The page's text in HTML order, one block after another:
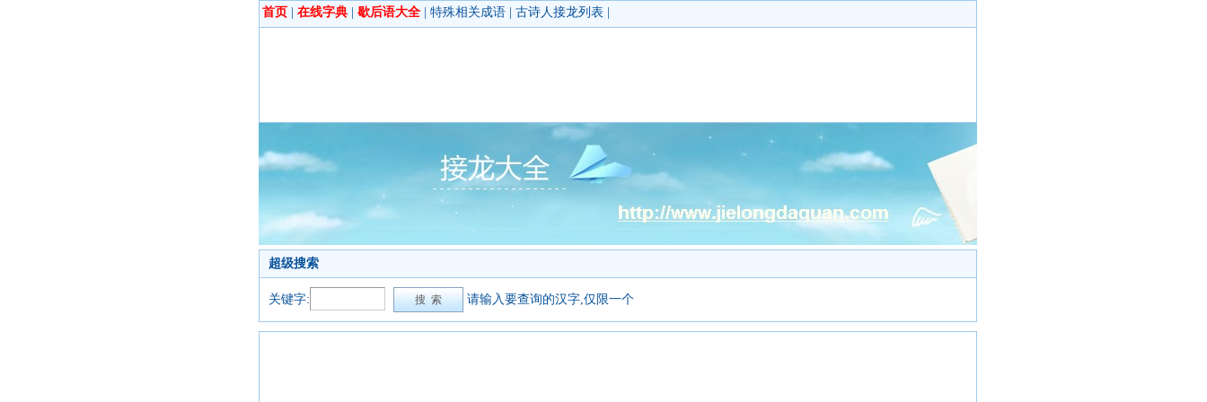
首页 在线字典 歇后语大全 特殊相关成语 古诗人接龙列表
超级搜索
关键字: 请输入要查询的汉字,仅限一个